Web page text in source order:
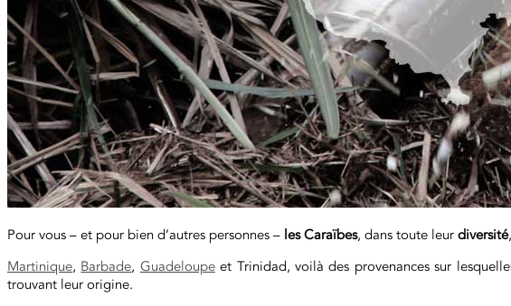
Pour vous – et pour bien d’autres personnes – les Caraïbes, dans toute leur diversité
Martinique, Barbade, Guadeloupeet Trinidad, voilà des provenances sur
trouvant leur origine.